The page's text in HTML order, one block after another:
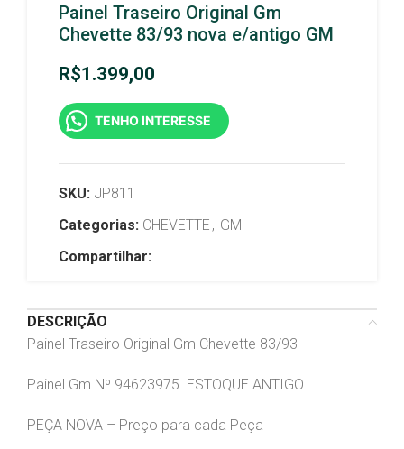
Painel Traseiro Original Gm
Chevette 83/93 nova e/antigo GM
R$1.399,00
TENHO INTERESSE
SKU: JP811
Categorias: CHEVETTE , GM
Compartilhar:
DESCRIÇÃO
Painel Traseiro Original Gm Chevette 83/93
Painel Gm Nº 94623975 ESTOQUE ANTIGO
PEÇA NOVA – Preço para cada Peça